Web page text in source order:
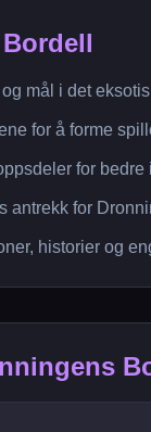
mål i det
for å forme
for bedre
antrekk for
historier og